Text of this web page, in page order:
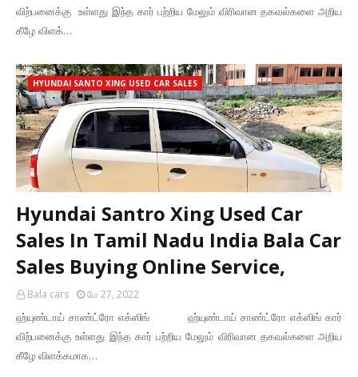
விற்பனைக்கு உள்ளது இந்த கார் பற்றிய மேலும் விரிவான தகவல்களை அறிய
கீழே விளக்…
HYUNDAI SANTO XING USED CAR SALES
Hyundai Santro Xing Used Car
Sales In Tamil Nadu India Bala Car
Sales Buying Online Service,
Bala cars மே 27, 2022
ஹ்யுண்டாய் சாண்ட்ரோ எக்ஸிங் ஹ்யுண்டாய் சாண்ட்ரோ எக்ஸிங் கார்
விற்பனைக்கு உள்ளது இந்த கார் பற்றிய மேலும் விரிவான தகவல்களை அறிய
கீழே விளக்கமாக…